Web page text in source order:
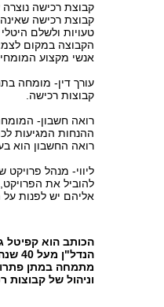
קבוצת רכישה
קבוצת רכישה
טעויות ולשלם
הקבוצה במקום
אנשי מקצוע
עורך דין- מומחה
קבוצות רכישה.
רואה חשבון-
ההנחות המגיעות
רואה החשבון הוא
ליווי- מנהל
להוביל את
אליהם יש לפנות
מתמחה במתן
וניהול של קבוצות